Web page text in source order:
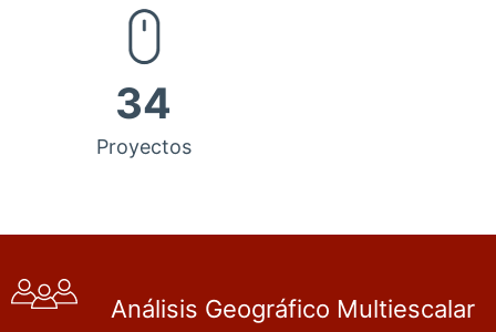
34
Proyectos
Análisis Geográfico Multiescalar